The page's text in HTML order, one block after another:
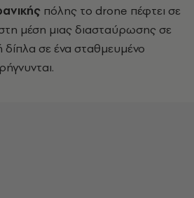
πόλης το drone πέφτει σε
μέση μιας διασταύρωσης σε
δίπλα σε ένα σταθμευμένο